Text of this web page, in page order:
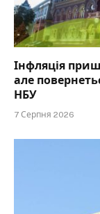
Інфляція
але
НБУ
7 Серпня 2026